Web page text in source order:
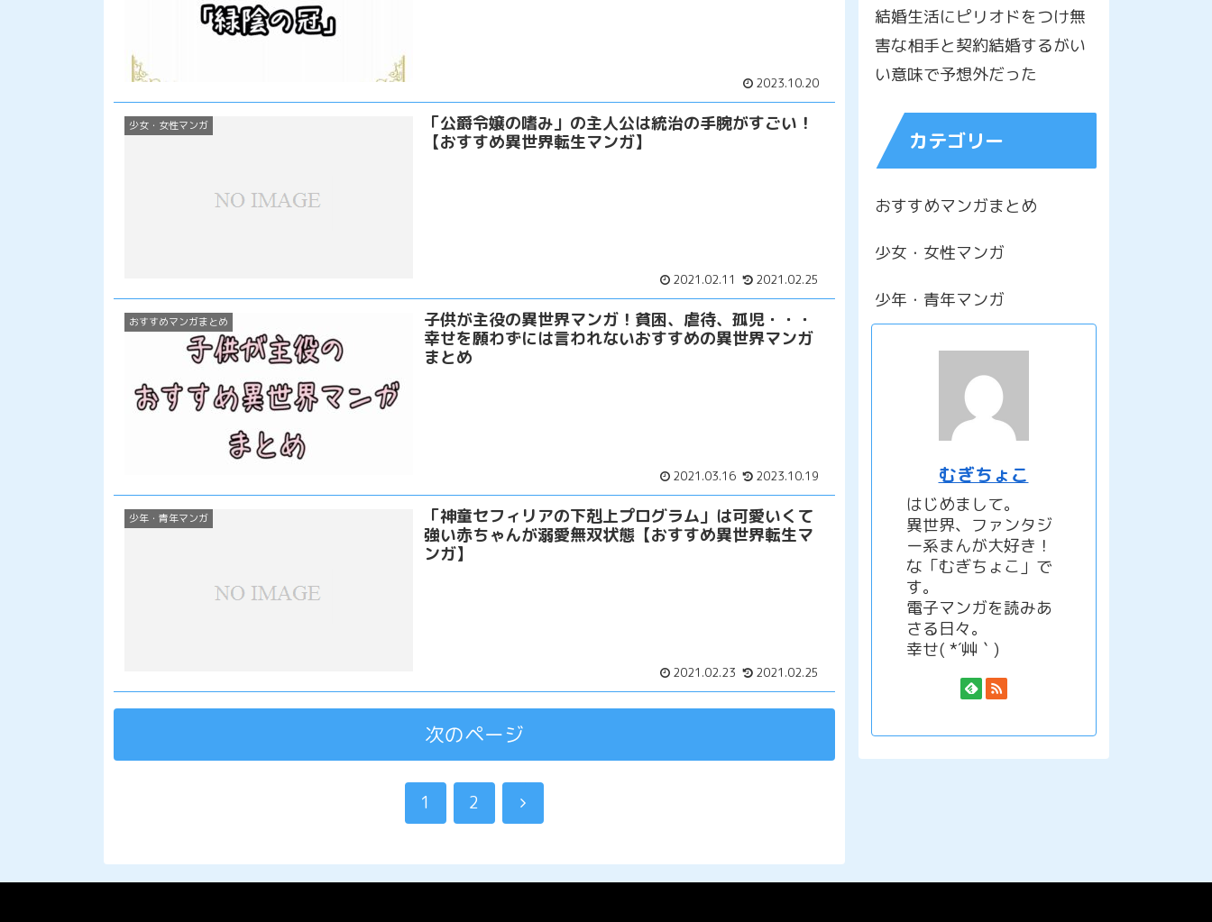
2023.10.20
少女・女性マンガ
「公爵令嬢の嗜み」の主人公は統治の手腕がすごい！
【おすすめ異世界転生マンガ】
2021.02.11 2021.02.25
おすすめマンガまとめ
子供が主役の異世界マンガ！貧困、虐待、孤児・・・
幸せを願わずには言われないおすすめの異世界マンガ
まとめ
2021.03.16 2023.10.19
少年・青年マンガ
「神童セフィリアの下剋上プログラム」は可愛いくて
強い赤ちゃんが溺愛無双状態【おすすめ異世界転生マ
ンガ】
2021.02.23 2021.02.25
次のページ
1 2
結婚生活にピリオドをつけ無
害な相手と契約結婚するがい
い意味で予想外だった
カテゴリー
おすすめマンガまとめ
少女・女性マンガ
少年・青年マンガ
むぎちょこ
はじめまして。
異世界、ファンタジ
ー系まんが大好き！
な「むぎちょこ」で
す。
電子マンガを読みあ
さる日々。
幸せ( *´艸｀)